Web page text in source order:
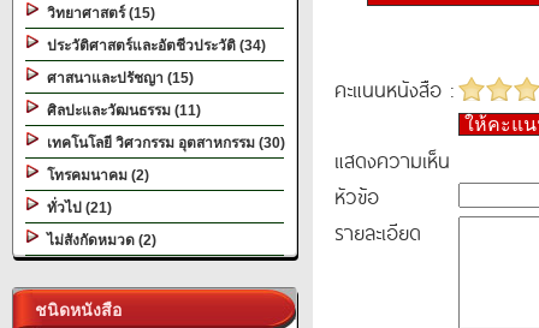
วิทยาศาสตร์ (15)
ประวัติศาสตร์และอัตชีวประวัติ (34)
ศาสนาและปรัชญา (15)
ศิลปะและวัฒนธรรม (11)
เทคโนโลยี วิศวกรรม อุตสาหกรรม (30)
โทรคมนาคม (2)
ทั่วไป (21)
ไม่สังกัดหมวด (2)
ชนิดหนังสือ
คะแนนหนังสือ :
ให้คะแ
แสดงความเห็น
หัวข้อ
รายละเอียด